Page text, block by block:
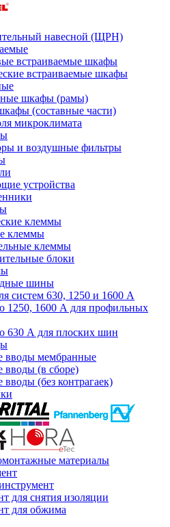
навесной (ЩРН)
встраиваемые шкафы
встраиваемые шкафы
шкафы (рамы)
(составные части)
микроклимата
и воздушные фильтры
устройства
клеммы
клеммы
клеммы
блоки
шины
систем 630, 1250 и 1600 А
1250, 1600 А для профильных
630 А для плоских шин
вводы мембранные
вводы (в сборе)
вводы (без контрагаек)
материалы
для снятия изоляции
для обжима